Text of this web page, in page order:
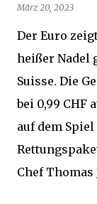
März 20, 2023
Der Euro
heißer Nadel
Suisse. Die
bei 0,99 CHF
auf dem
Chef